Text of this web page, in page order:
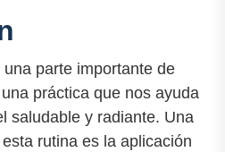
parte importante de
práctica que nos ayuda
saludable y radiante. Una
rutina es la aplicación